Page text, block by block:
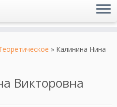
» Калинина Нина
Викторовна